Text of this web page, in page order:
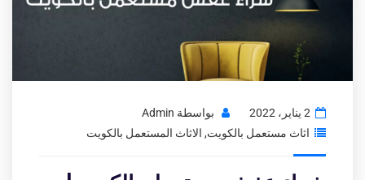
2 يناير، 2022 بواسطة Admin
اثاث مستعمل بالكويت, الاثاث المستعمل بالكويت